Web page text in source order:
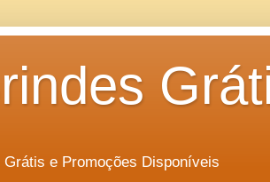
e Promoções Disponíveis